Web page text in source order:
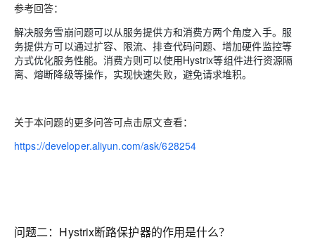
参考回答：
解决服务雪崩问题可以从服务提供方和消费方两个角度入手。服
务提供方可以通过扩容、限流、排查代码问题、增加硬件监控等
方式优化服务性能。消费方则可以使用Hystrix等组件进行资源隔
离、熔断降级等操作，实现快速失败，避免请求堆积。
关于本问题的更多问答可点击原文查看：
https://developer.aliyun.com/ask/628254
问题二： Hystrix断路保护器的作用是什么？